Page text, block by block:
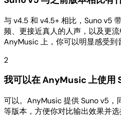
与 v4.5 和 v4.5+ 相比，Suno v5
频、更接近真人的人声，以及更
AnyMusic 上，你可以明显感受到
2
我可以在 AnyMusic 上使用
可以。AnyMusic 提供 Suno v5，
等版本，方便你对比输出效果并选